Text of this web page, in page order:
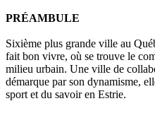
PRÉAMBULE
Sixième plus grande ville au
fait bon vivre, où se trouve le
milieu urbain. Une ville de
démarque par son dynamisme,
sport et du savoir en Estrie.